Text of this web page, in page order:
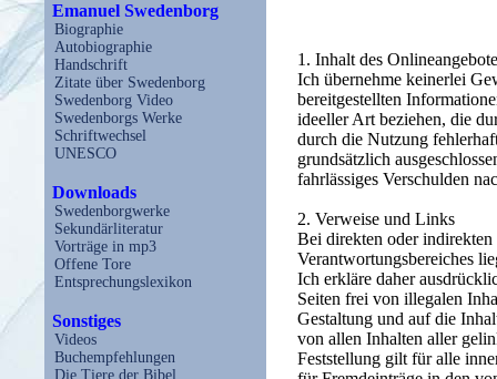
Emanuel Swedenborg
Biographie
Autobiographie
Handschrift
Zitate über Swedenborg
Swedenborg Video
Swedenborgs Werke
Schriftwechsel
UNESCO
Downloads
Swedenborgwerke
Sekundärliteratur
Vorträge in mp3
Offene Tore
Entsprechungslexikon
Sonstiges
Videos
Buchempfehlungen
Die Tiere der Bibel
1. Inhalt des
Ich übernehme keinerlei
bereitgestellten
ideeller Art beziehen, die
durch die Nutzung
grundsätzlich
fahrlässiges Verschulden
2. Verweise und Links
Bei direkten oder
Verantwortungsbereiches
Ich erkläre daher
Seiten frei von illegalen
Gestaltung und auf die
von allen Inhalten aller
Feststellung gilt für alle